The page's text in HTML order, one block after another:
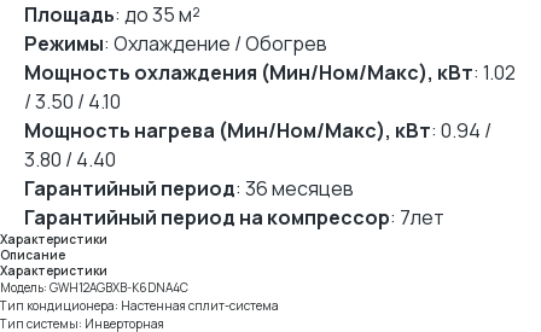
Площадь: до 35 м²
Режимы: Охлаждение / Обогрев
Мощность охлаждения (Мин/Ном/Макс), кВт: 1.02
/ 3.50 / 4.10
Мощность нагрева (Мин/Ном/Макс), кВт: 0.94 /
3.80 / 4.40
Гарантийный период: 36 месяцев
Гарантийный период на компрессор: 7лет
Характеристики
Описание
Характеристики
Модель: GWH12AGBXB-K6DNA4C
Тип кондиционера: Настенная cплит-система
Тип системы: Инверторная